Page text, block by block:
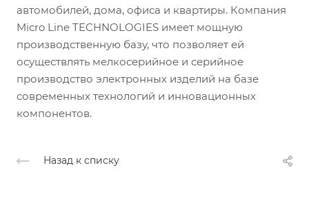
автомобилей, дома, офиса и квартиры. Компания
Micro Line TECHNOLOGIES имеет мощную
производственную базу, что позволяет ей
осуществлять мелкосерийное и серийное
производство электронных изделий на базе
современных технологий и инновационных
компонентов.
Назад к списку